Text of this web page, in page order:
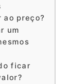
ao preço?
um
ficar